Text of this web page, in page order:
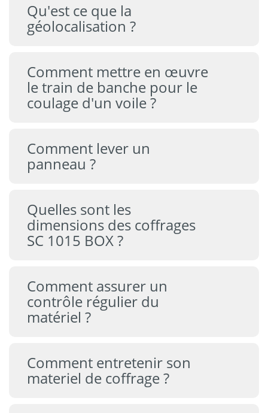
Qu'est ce que la
géolocalisation ?
Comment mettre en œuvre
le train de banche pour le
coulage d'un voile ?
Comment lever un
panneau ?
Quelles sont les
dimensions des coffrages
SC 1015 BOX ?
Comment assurer un
contrôle régulier du
matériel ?
Comment entretenir son
materiel de coffrage ?